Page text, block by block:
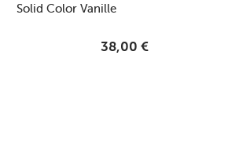
Solid Color Vanille
38,00 €